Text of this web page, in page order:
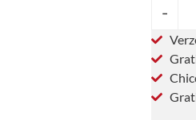
-